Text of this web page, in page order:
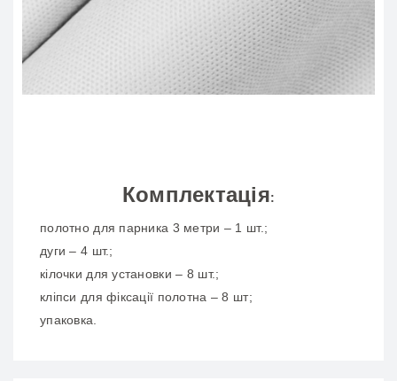
Комплектація:
полотно для парника 3 метри – 1 шт.;
дуги – 4 шт.;
кілочки для установки – 8 шт.;
кліпси для фіксації полотна – 8 шт;
упаковка.